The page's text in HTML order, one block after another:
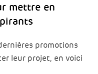
mettre en
promotions
leur projet, en voici